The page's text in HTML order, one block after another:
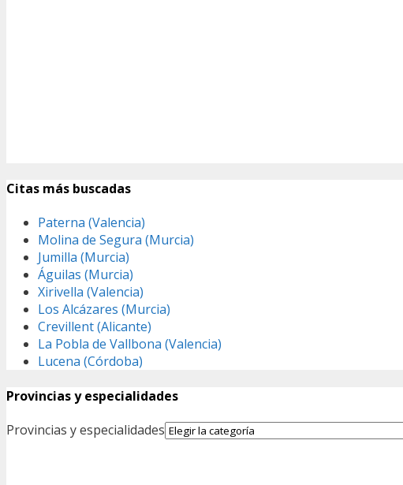
Citas más buscadas
Paterna (Valencia)
Molina de Segura (Murcia)
Jumilla (Murcia)
Águilas (Murcia)
Xirivella (Valencia)
Los Alcázares (Murcia)
Crevillent (Alicante)
La Pobla de Vallbona (Valencia)
Lucena (Córdoba)
Provincias y especialidades
Provincias y especialidades